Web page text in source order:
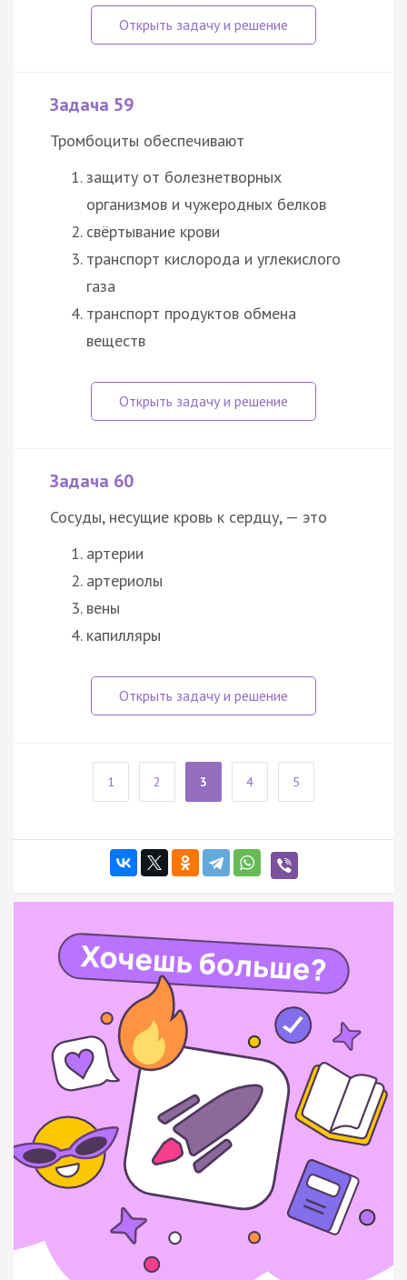
Задача 59
Тромбоциты обеспечивают
защиту от болезнетворных
организмов и чужеродных белков
свёртывание крови
транспорт кислорода и углекислого
газа
транспорт продуктов обмена
веществ
Задача 60
Сосуды, несущие кровь к сердцу, — это
артерии
артериолы
вены
капилляры
1 2 3 4 5